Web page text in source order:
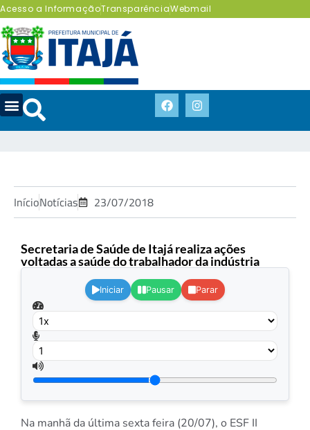
Acesso a InformaçãoTransparênciaWebmail
InícioNotícias 23/07/2018
Secretaria de Saúde de Itajá realiza ações
voltadas a saúde do trabalhador da indústria
Iniciar Pausar Parar
Na manhã da última sexta feira (20/07), o ESF II